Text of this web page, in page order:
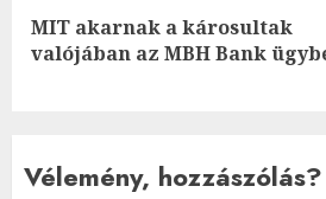
Next
post:
MIT akarnak a károsultak
valójában az MBH Bank
Vélemény, hozzászólás?